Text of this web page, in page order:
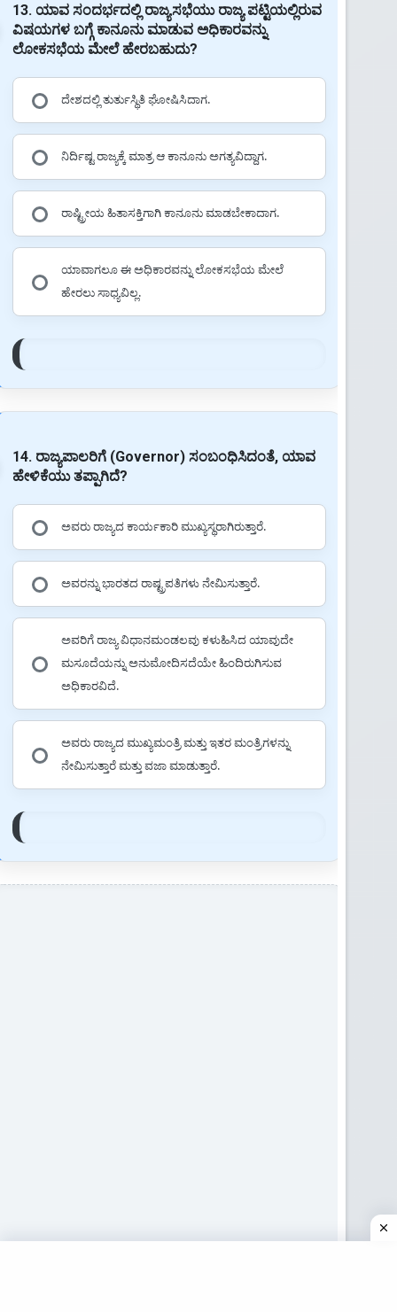
13. ಯಾವ ಸಂದರ್ಭದಲ್ಲಿ ರಾಜ್ಯಸಭೆಯು ರಾಜ್ಯ ಪಟ್ಟಿಯಲ್ಲಿರುವ
ವಿಷಯಗಳ ಬಗ್ಗೆ ಕಾನೂನು ಮಾಡುವ ಅಧಿಕಾರವನ್ನು
ಲೋಕಸಭೆಯ ಮೇಲೆ ಹೇರಬಹುದು?
ದೇಶದಲ್ಲಿ ತುರ್ತುಸ್ಥಿತಿ ಘೋಷಿಸಿದಾಗ.
ನಿರ್ದಿಷ್ಟ ರಾಜ್ಯಕ್ಕೆ ಮಾತ್ರ ಆ ಕಾನೂನು ಅಗತ್ಯವಿದ್ದಾಗ.
ರಾಷ್ಟ್ರೀಯ ಹಿತಾಸಕ್ತಿಗಾಗಿ ಕಾನೂನು ಮಾಡಬೇಕಾದಾಗ.
ಯಾವಾಗಲೂ ಈ ಅಧಿಕಾರವನ್ನು ಲೋಕಸಭೆಯ ಮೇಲೆ
ಹೇರಲು ಸಾಧ್ಯವಿಲ್ಲ.
14. ರಾಜ್ಯಪಾಲರಿಗೆ (Governor) ಸಂಬಂಧಿಸಿದಂತೆ, ಯಾವ
ಹೇಳಿಕೆಯು ತಪ್ಪಾಗಿದೆ?
ಅವರು ರಾಜ್ಯದ ಕಾರ್ಯಕಾರಿ ಮುಖ್ಯಸ್ಥರಾಗಿರುತ್ತಾರೆ.
ಅವರನ್ನು ಭಾರತದ ರಾಷ್ಟ್ರಪತಿಗಳು ನೇಮಿಸುತ್ತಾರೆ.
ಅವರಿಗೆ ರಾಜ್ಯ ವಿಧಾನಮಂಡಲವು ಕಳುಹಿಸಿದ ಯಾವುದೇ
ಮಸೂದೆಯನ್ನು ಅನುಮೋದಿಸದೆಯೇ ಹಿಂದಿರುಗಿಸುವ
ಅಧಿಕಾರವಿದೆ.
ಅವರು ರಾಜ್ಯದ ಮುಖ್ಯಮಂತ್ರಿ ಮತ್ತು ಇತರ ಮಂತ್ರಿಗಳನ್ನು
ನೇಮಿಸುತ್ತಾರೆ ಮತ್ತು ವಜಾ ಮಾಡುತ್ತಾರೆ.